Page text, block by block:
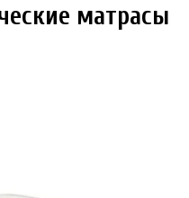
матрасы